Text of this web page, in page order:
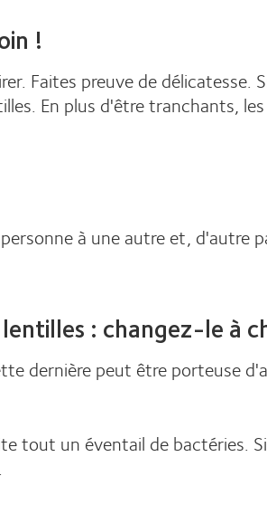
!
Faites preuve de délicatesse.
En plus d'être tranchants,
à une autre et, d'autre
: changez-le à
dernière peut être porteuse
tout un éventail de bactéries.